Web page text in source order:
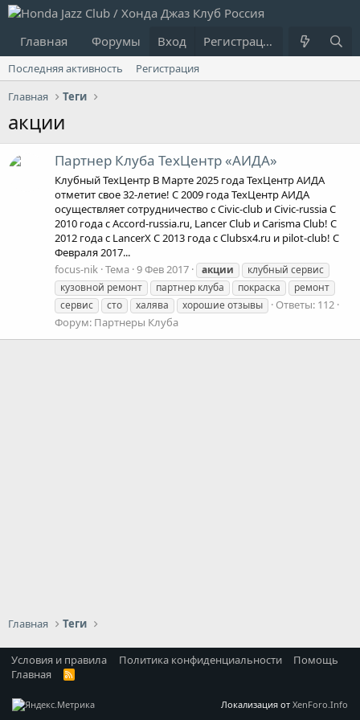
Главная Форумы Что нового?
Вход Регистрация
Последняя активность
Регистрация
Главная
Теги
акции
Партнер Клуба ТехЦентр «АИДА»
Клубный ТехЦентр В Марте 2025 года ТехЦентр АИДА
отметит свое 32-летие! С 2009 года ТехЦентр АИДА
осуществляет сотрудничество с Civic-club и Civic-russia С
2010 года с Accord-russia.ru, Lancer Club и Carisma Club! С
2012 года с LancerX С 2013 года с Clubsx4.ru и pilot-club! С
Февраля 2017...
focus-nik Тема 9 Фев 2017 акции
клубный сервис
кузовной ремонт
партнер клуба покраска
ремонт
сервис
сто халява хорошие отзывы
Ответы: 112
Форум: Партнеры Клуба
Главная Теги
Условия и правила Политика конфиденциальности
Помощь
Главная
R
Локализация от XenForo.Info